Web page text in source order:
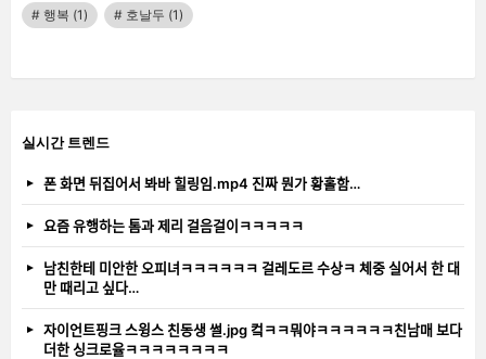
행복 (1) 호날두 (1)
실시간 트렌드
폰 화면 뒤집어서 봐바 힐링임.mp4 진짜 뭔가 황홀함…
요즘 유행하는 톰과 제리 걸음걸이ㅋㅋㅋㅋㅋ
남친한테 미안한 오피녀ㅋㅋㅋㅋㅋㅋ 걸레도르 수상ㅋ 체중 실어서 한 대
만 때리고 싶다…
자이언트핑크 스윙스 친동생 썰.jpg 컼ㅋㅋ뭐야ㅋㅋㅋㅋㅋㅋ친남매 보다
더한 싱크로율ㅋㅋㅋㅋㅋㅋㅋㅋ